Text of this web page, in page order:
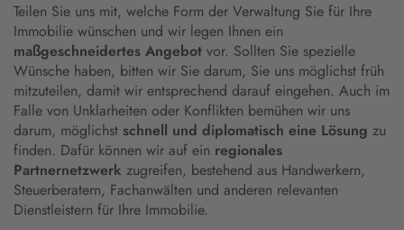
Teilen Sie uns mit, welche Form der Verwaltung Sie für Ihre
Immobilie wünschen und wir legen Ihnen ein
maßgeschneidertes Angebot vor. Sollten Sie spezielle
Wünsche haben, bitten wir Sie darum, Sie uns möglichst früh
mitzuteilen, damit wir entsprechend darauf eingehen. Auch im
Falle von Unklarheiten oder Konflikten bemühen wir uns
darum, möglichst schnell und diplomatisch eine Lösung zu
finden. Dafür können wir auf ein regionales
Partnernetzwerk zugreifen, bestehend aus Handwerkern,
Steuerberatern, Fachanwälten und anderen relevanten
Dienstleistern für Ihre Immobilie.